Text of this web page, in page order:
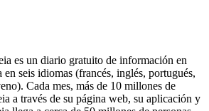
es un diario gratuito de información en
seis idiomas (francés, inglés, portugués,
Cada mes, más de 10 millones de
a través de su página web, su aplicación y